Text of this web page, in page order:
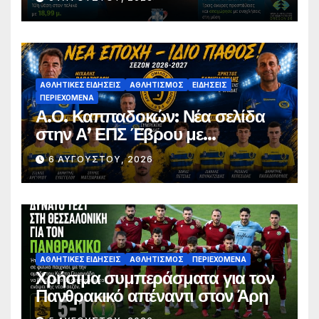
Παπαδόπουλος στον τελικό
ΑΘΛΗΤΙΚΈΣ ΕΙΔΉΣΕΙΣ ΑΘΛΗΤΙΣΜΌΣ
ΕΙΔΉΣΕΙΣ
ΠΕΡΙΕΧΌΜΕΝΑ
Α.Ο. Καππαδοκών: Νέα σελίδα
στην Α’ ΕΠΣ Έβρου με
φιλοδοξίες, σταθερότητα και
επένδυση στη νέα γενιά
6 ΑΥΓΟΎΣΤΟΥ, 2026
ΑΘΛΗΤΙΚΈΣ ΕΙΔΉΣΕΙΣ ΑΘΛΗΤΙΣΜΌΣ ΠΕΡΙΕΧΌΜΕΝΑ
Χρήσιμα συμπεράσματα για τον
Πανθρακικό απέναντι στον Άρη